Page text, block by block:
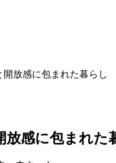
放感に包まれた暮らし
感に包まれた